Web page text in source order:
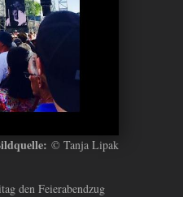
© Tanja Lipak
den Feierabendzug